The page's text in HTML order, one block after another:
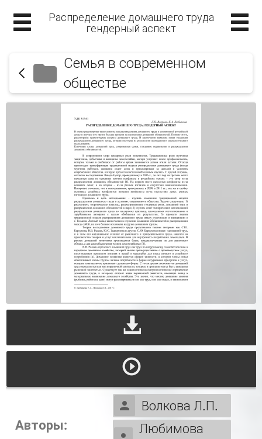
Распределение домашнего труда
гендерный аспект
Семья в современном
обществе
Авторы:
Волкова Л.П.
Любимова